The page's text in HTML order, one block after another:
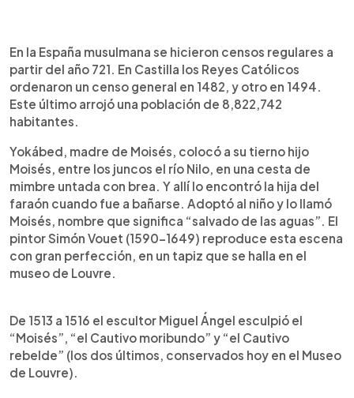
En la España musulmana se hicieron censos regulares a
partir del año 721. En Castilla los Reyes Católicos
ordenaron un censo general en 1482, y otro en 1494.
Este último arrojó una población de 8,822,742
habitantes.
Yokábed, madre de Moisés, colocó a su tierno hijo
Moisés, entre los juncos el río Nilo, en una cesta de
mimbre untada con brea. Y allí lo encontró la hija del
faraón cuando fue a bañarse. Adoptó al niño y lo llamó
Moisés, nombre que significa “salvado de las aguas”. El
pintor Simón Vouet (1590-1649) reproduce esta escena
con gran perfección, en un tapiz que se halla en el
museo de Louvre.
De 1513 a 1516 el escultor Miguel Ángel esculpió el
“Moisés”, “el Cautivo moribundo” y “el Cautivo
rebelde” (los dos últimos, conservados hoy en el Museo
de Louvre).